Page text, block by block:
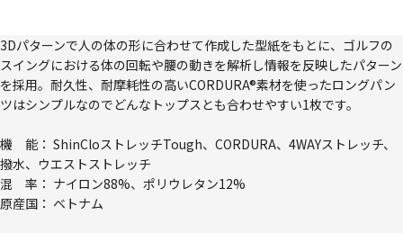
3Dパターンで人の体の形に合わせて作成した型紙をもとに、ゴルフの
スイングにおける体の回転や腰の動きを解析し情報を反映したパターン
を採用。耐久性、耐摩耗性の高いCORDURA®素材を使ったロングパン
ツはシンプルなのでどんなトップスとも合わせやすい1枚です。
機 能： ShinCloストレッチTough、CORDURA、4WAYストレッチ、
撥水、ウエストストレッチ
混 率： ナイロン88%、ポリウレタン12%
原産国： ベトナム